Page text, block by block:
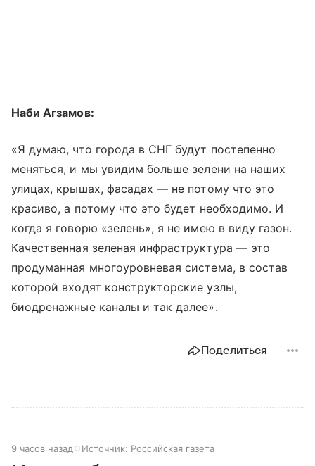
Наби Агзамов:
«Я думаю, что города в СНГ будут постепенно
меняться, и мы увидим больше зелени на наших
улицах, крышах, фасадах — не потому что это
красиво, а потому что это будет необходимо. И
когда я говорю «зелень», я не имею в виду газон.
Качественная зеленая инфраструктура — это
продуманная многоуровневая система, в состав
которой входят конструкторские узлы,
биодренажные каналы и так далее».
Поделиться
9 часов назад Источник: Российская газета